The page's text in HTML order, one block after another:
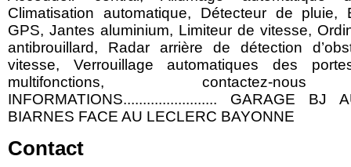
Climatisation automatique, Détecteur de pluie,
GPS, Jantes aluminium, Limiteur de vitesse,
antibrouillard, Radar arrière de détection
vitesse, Verrouillage automatiques des
multifonctions, contactez-nous
INFORMATIONS........................ GARAGE
BIARNES FACE AU LECLERC BAYONNE
Contact